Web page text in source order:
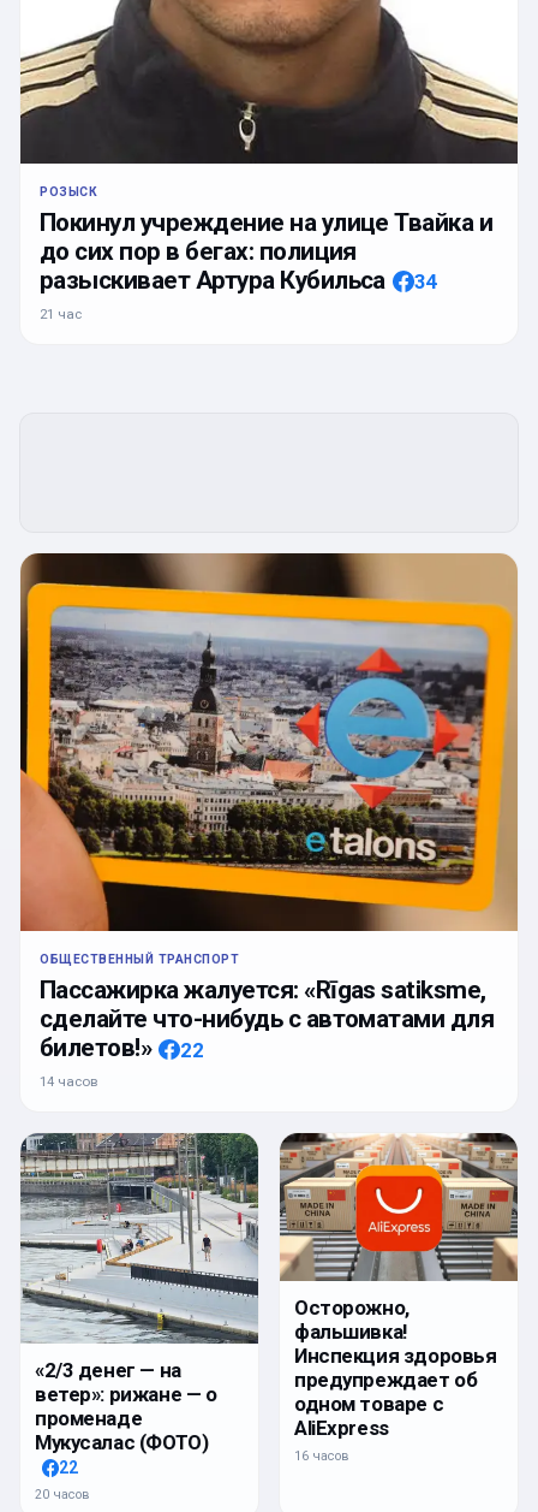
РОЗЫСК
Покинул учреждение на улице Твайка и
до сих пор в бегах: полиция
разыскивает Артура Кубильса
34
21 час
ОБЩЕСТВЕННЫЙ ТРАНСПОРТ
Пассажирка жалуется: «Rīgas satiksme,
сделайте что-нибудь с автоматами для
билетов!»
22
14 часов
«2/3 денег — на
ветер»: рижане — о
променаде
Мукусалас (ФОТО)
22
20 часов
Осторожно,
фальшивка!
Инспекция здоровья
предупреждает об
одном товаре с
AliExpress
16 часов